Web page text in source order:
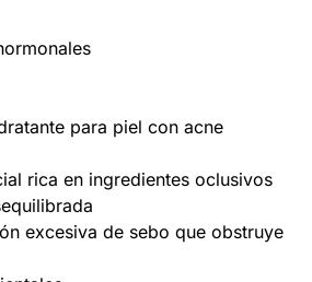
para piel con acne
rica en ingredientes oclusivos
excesiva de sebo que obstruye